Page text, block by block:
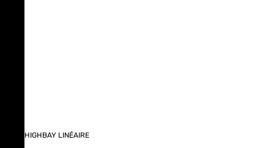
HIGHBAY LINÉAIRE